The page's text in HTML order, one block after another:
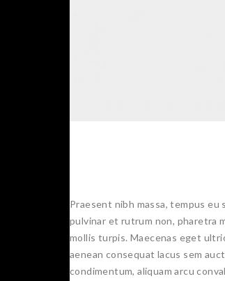
Praesent nibh massa, tempus
pulvinar et rutrum non, pharetra
mollis turpis. Maecenas eget
aenean consequat lacus sem
condimentum, aliquam arcu